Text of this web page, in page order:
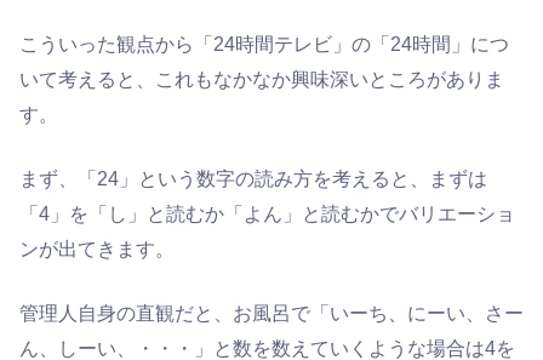
こういった観点から「24時間テレビ」の「24時間」につ
いて考えると、これもなかなか興味深いところがありま
す。
まず、「24」という数字の読み方を考えると、まずは
「4」を「し」と読むか「よん」と読むかでバリエーショ
ンが出てきます。
管理人自身の直観だと、お風呂で「いーち、にーい、さー
ん、しーい、・・・」と数を数えていくような場合は4を